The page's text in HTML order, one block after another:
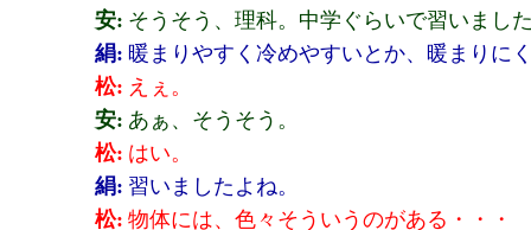
安: そうそう、理科。中学ぐらいで習いまし
絹: 暖まりやすく冷めやすいとか、暖まりに
松: えぇ。
安: あぁ、そうそう。
松: はい。
絹: 習いましたよね。
松: 物体には、色々そういうのがある・・・